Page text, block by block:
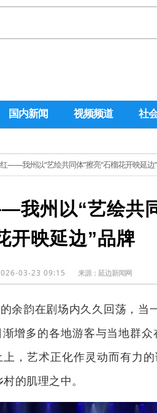
国内新闻 视频频道 社
——我州以“艺绘共同体”擦亮“石榴花开映延边
我州以“艺绘共
开映延边”品牌
03-23 09:15 来源： 延边新闻网
余韵在剧场内久久回荡，当
增多的各地游客与当地群
，艺术正化作灵动而有力
的肌理之中。